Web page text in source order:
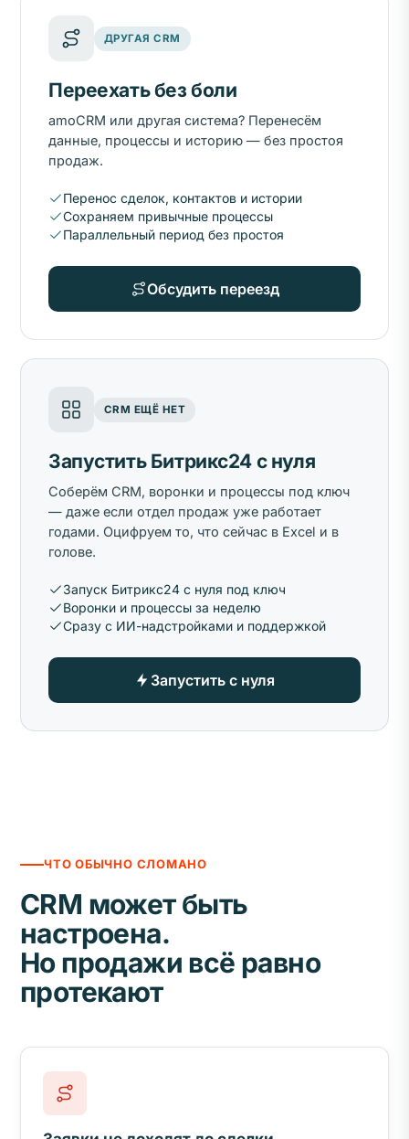
ДРУГАЯ CRM
Переехать без боли
amoCRM или другая система? Перенесём
данные, процессы и историю — без простоя
продаж.
Перенос сделок, контактов и истории
Сохраняем привычные процессы
Параллельный период без простоя
Обсудить переезд
CRM ЕЩЁ НЕТ
Запустить Битрикс24 с нуля
Соберём CRM, воронки и процессы под ключ
— даже если отдел продаж уже работает
годами. Оцифруем то, что сейчас в Excel и в
голове.
Запуск Битрикс24 с нуля под ключ
Воронки и процессы за неделю
Сразу с ИИ-надстройками и поддержкой
Запустить с нуля
ЧТО ОБЫЧНО СЛОМАНО
CRM может быть
настроена.
Но продажи всё равно
протекают